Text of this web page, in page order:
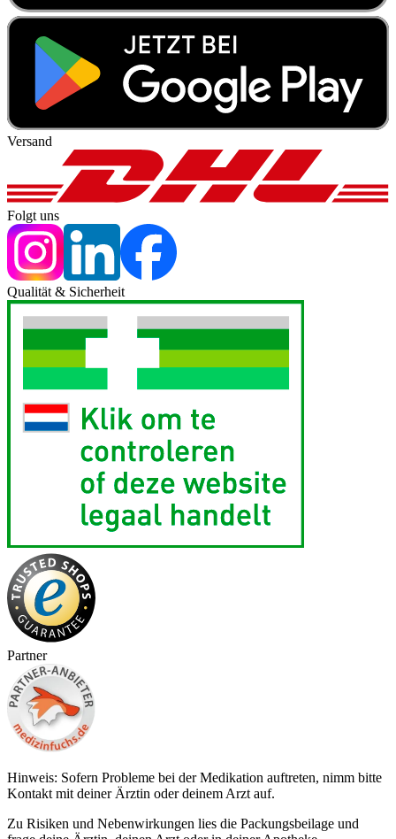
Versand
Folgt uns
Qualität & Sicherheit
Partner
Hinweis: Sofern Probleme bei der Medikation auftreten, nimm bitte
Kontakt mit deiner Ärztin oder deinem Arzt auf.
Zu Risiken und Nebenwirkungen lies die Packungsbeilage und